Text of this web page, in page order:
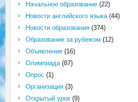
Начальное образование(22)
Новости английского языка(44)
Новости образования(374)
Образование за рубежом (12)
Объявление(16)
Олимпиада(87)
Опрос (1)
Организация(3)
Открытый урок(9)